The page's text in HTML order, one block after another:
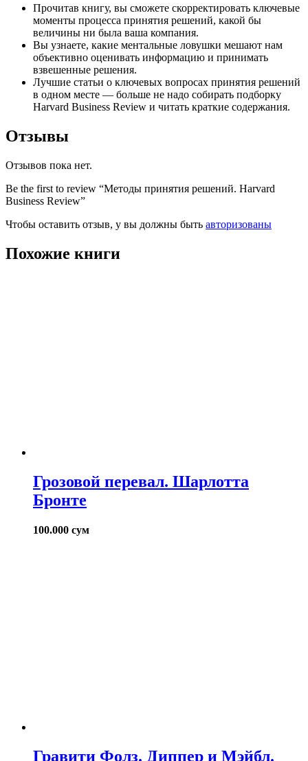
Прочитав книгу, вы сможете скорректировать ключевые
моменты процесса принятия решений, какой бы
величины ни была ваша компания.
Вы узнаете, какие ментальные ловушки мешают нам
объективно оценивать информацию и принимать
взвешенные решения.
Лучшие статьи о ключевых вопросах принятия решений
в одном месте — больше не надо собирать подборку
Harvard Business Review и читать краткие содержания.
Отзывы
Отзывов пока нет.
Be the first to review “Методы принятия решений. Harvard
Business Review”
Чтобы оставить отзыв, у вы должны быть авторизованы
Похожие книги
Грозовой перевал. Шарлотта
Бронте
100.000 сум
Гравити Фолз. Диппер и Мэйбл.